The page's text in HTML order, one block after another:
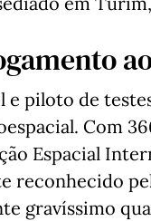
piloto de
Com
Espacial
reconhecido
gravíssimo